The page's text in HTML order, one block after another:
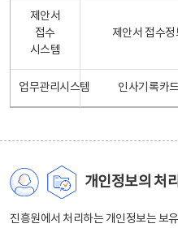
제안서
접수
시스템
제안서 접수정
업무관리시스템 인사기록카
개인정보의 처
진흥원에서 처리하는 개인정보는 보